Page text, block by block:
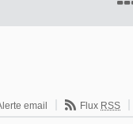
email Flux RSS